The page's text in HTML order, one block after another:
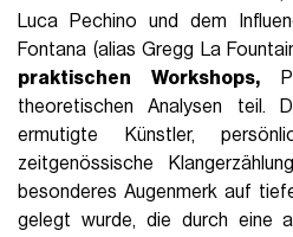
Luca Pechino und dem
Fontana (alias Gregg La
praktischen Workshops,
theoretischen Analysen teil.
ermutigte Künstler,
zeitgenössische
besonderes Augenmerk auf
gelegt wurde, die durch eine